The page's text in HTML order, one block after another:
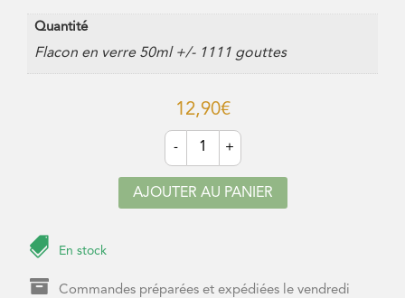
Quantité
Flacon en verre 50ml +/- 1111 gouttes
12,90€
-
quantité
de
Alcoolature
d'Aubépine
+
AJOUTER AU PANIER
 En stock
 Commandes préparées et expédiées le vendredi